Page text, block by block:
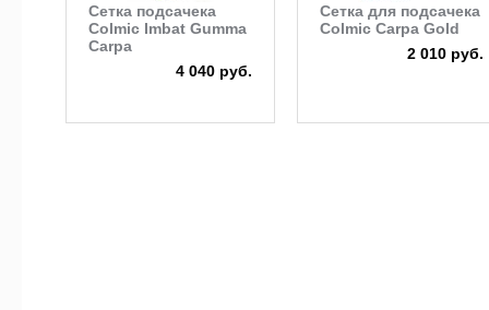
Сетка подсачека
Colmic Imbat Gumma
Carpa
4 040 руб.
Сетка для подсачека
Colmic Carpa Gold
2 010 руб.